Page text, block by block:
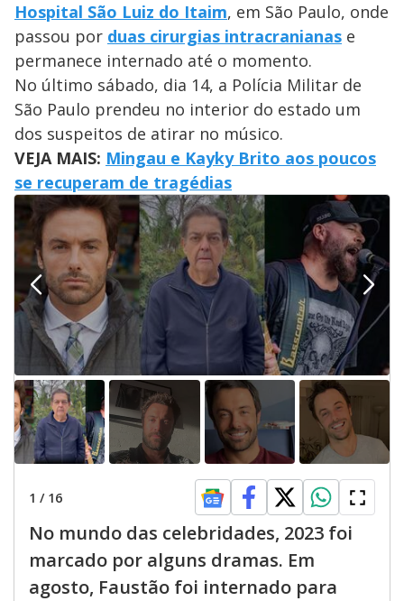
Hospital São Luiz do Itaim, em São Paulo, onde
passou por duas cirurgias intracranianas e
permanece internado até o momento.
No último sábado, dia 14, a Polícia Militar de
São Paulo prendeu no interior do estado um
dos suspeitos de atirar no músico.
VEJA MAIS: Mingau e Kayky Brito aos poucos
se recuperam de tragédias
1 / 16
No mundo das celebridades, 2023 foi
marcado por alguns dramas. Em
agosto, Faustão foi internado para